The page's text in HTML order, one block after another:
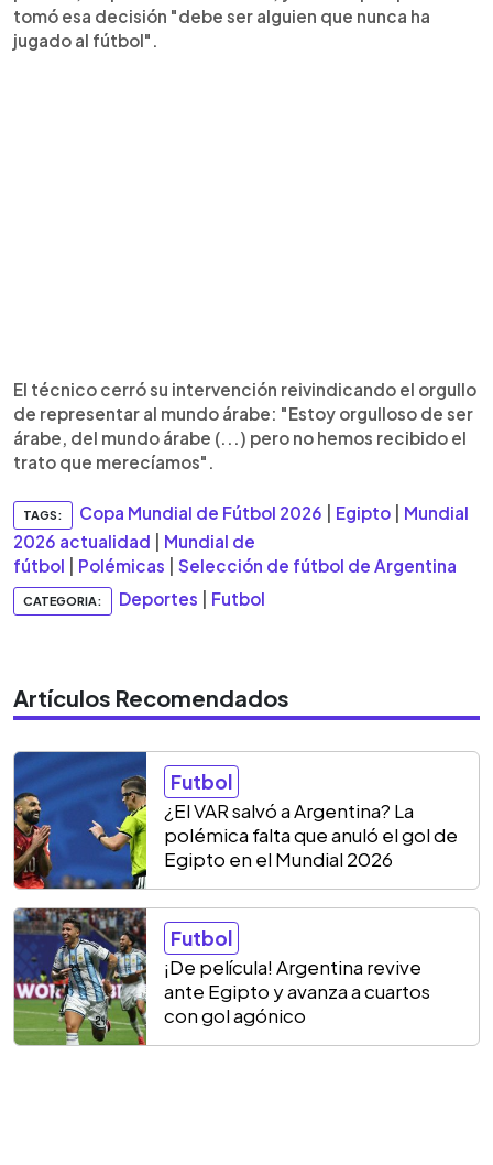
tomó esa decisión "debe ser alguien que nunca ha
jugado al fútbol".
El técnico cerró su intervención reivindicando el orgullo
de representar al mundo árabe: "Estoy orgulloso de ser
árabe, del mundo árabe (...) pero no hemos recibido el
trato que merecíamos".
TAGS: Copa Mundial de Fútbol 2026 Egipto
Mundial
2026 actualidad
Mundial de
fútbol
Polémicas Selección de fútbol de Argentina
CATEGORIA: Deportes Futbol
Artículos Recomendados
Futbol
¿El VAR salvó a Argentina? La
polémica falta que anuló el gol de
Egipto en el Mundial 2026
Futbol
¡De película! Argentina revive
ante Egipto y avanza a cuartos
con gol agónico